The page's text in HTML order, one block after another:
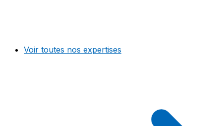
Voir toutes nos expertises